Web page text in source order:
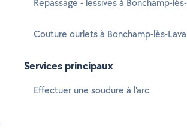
Repassage - lessives à Bonchamp-
Couture ourlets à Bonchamp-lès-
Services principaux
Effectuer une soudure à l'arc